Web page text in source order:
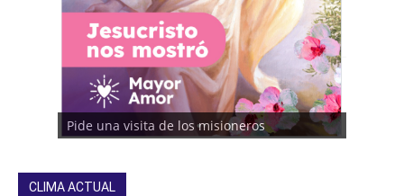
Pide una visita de los misioneros
CLIMA ACTUAL